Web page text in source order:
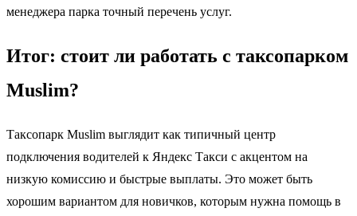
менеджера парка точный перечень услуг.
Итог: стоит ли работать с таксопарком
Muslim?
Таксопарк Muslim выглядит как типичный центр
подключения водителей к Яндекс Такси с акцентом на
низкую комиссию и быстрые выплаты. Это может быть
хорошим вариантом для новичков, которым нужна помощь в